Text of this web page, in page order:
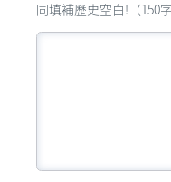
同填補歷史空白!（150